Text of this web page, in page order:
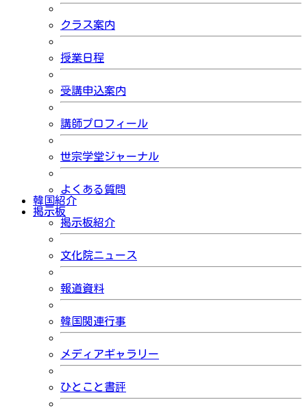
クラス案内
授業日程
受講申込案内
講師プロフィール
世宗学堂ジャーナル
よくある質問
韓国紹介
掲示板
掲示板紹介
文化院ニュース
報道資料
韓国関連行事
メディアギャラリー
ひとこと書評